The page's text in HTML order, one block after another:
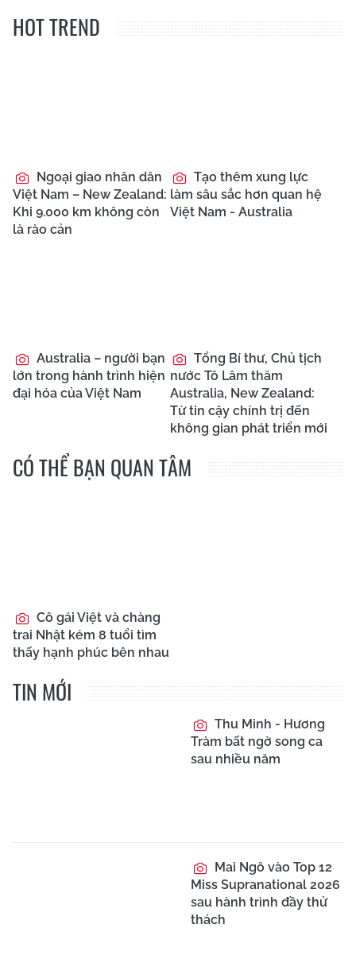
HOT TREND
Ngoại giao nhân dân
Việt Nam – New Zealand:
Khi 9.000 km không còn
là rào cản
Tạo thêm xung lực
làm sâu sắc hơn quan hệ
Việt Nam - Australia
Australia – người bạn
lớn trong hành trình hiện
đại hóa của Việt Nam
Tổng Bí thư, Chủ tịch
nước Tô Lâm thăm
Australia, New Zealand:
Từ tin cậy chính trị đến
không gian phát triển mới
CÓ THỂ BẠN QUAN TÂM
Cô gái Việt và chàng
trai Nhật kém 8 tuổi tìm
thấy hạnh phúc bên nhau
TIN MỚI
Thu Minh - Hương
Tràm bất ngờ song ca
sau nhiều năm
Mai Ngô vào Top 12
Miss Supranational 2026
sau hành trình đầy thử
thách